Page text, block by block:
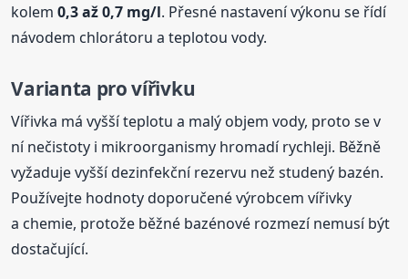
kolem0,3 až 0,7 mg/l. Přesné nastavení výkonu se řídí
návodem chlorátoru a teplotou vody.
Varianta pro vířivku
Vířivka má vyšší teplotu a malý objem vody, proto se v
ní nečistoty i mikroorganismy hromadí rychleji. Běžně
vyžaduje vyšší dezinfekční rezervu než studený bazén.
Používejte hodnoty doporučené výrobcem vířivky
a chemie, protože běžné bazénové rozmezí nemusí být
dostačující.